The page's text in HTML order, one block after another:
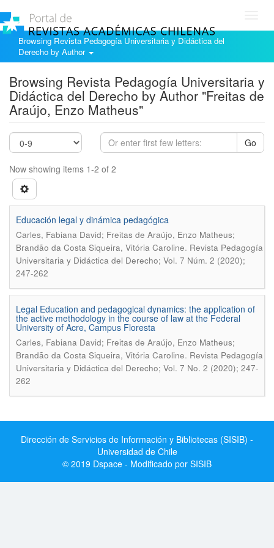
Browsing Revista Pedagogía Universitaria y Didáctica del
Derecho by Author
Browsing Revista Pedagogía Universitaria y
Didáctica del Derecho by Author "Freitas de
Araújo, Enzo Matheus"
Go
Now showing items 1-2 of 2
Educación legal y dinámica pedagógica
Carles, Fabiana David; Freitas de Araújo, Enzo Matheus;
Brandão da Costa Siqueira, Vitória Caroline. Revista Pedagogía
Universitaria y Didáctica del Derecho; Vol. 7 Núm. 2 (2020);
247-262
Legal Education and pedagogical dynamics: the application of
the active methodology in the course of law at the Federal
University of Acre, Campus Floresta
Carles, Fabiana David; Freitas de Araújo, Enzo Matheus;
Brandão da Costa Siqueira, Vitória Caroline. Revista Pedagogía
Universitaria y Didáctica del Derecho; Vol. 7 No. 2 (2020); 247-
262
Dirección de Servicios de Información y Bibliotecas (SISIB) -
Universidad de Chile
© 2019 Dspace - Modificado por SISIB